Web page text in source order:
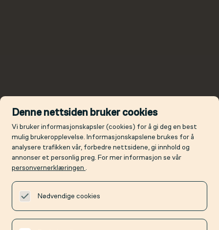
Denne nettsiden bruker cookies
Vi bruker informasjonskapsler (cookies) for å gi deg en best
mulig brukeropplevelse. Informasjonskapslene brukes for å
analysere trafikken vår, forbedre nettsidene, gi innhold og
annonser et personlig preg. For mer informasjon se vår
personvernerklæringen .
Nødvendige cookies